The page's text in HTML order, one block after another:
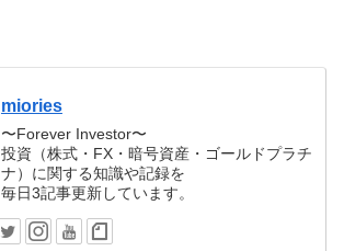
miories
〜Forever Investor〜
投資（株式・FX・暗号資産・ゴールドプラチ
ナ）に関する知識や記録を
毎日3記事更新しています。